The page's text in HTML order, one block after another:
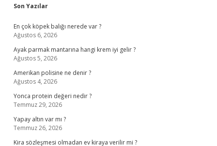
Sidebar
Son Yazılar
En çok köpek balığı nerede var ?
Ağustos 6, 2026
Ayak parmak mantarına hangi krem iyi gelir ?
Ağustos 5, 2026
Amerikan polisine ne denir ?
Ağustos 4, 2026
Yonca protein değeri nedir ?
Temmuz 29, 2026
Yapay altın var mı ?
Temmuz 26, 2026
Kira sözleşmesi olmadan ev kiraya verilir mi ?